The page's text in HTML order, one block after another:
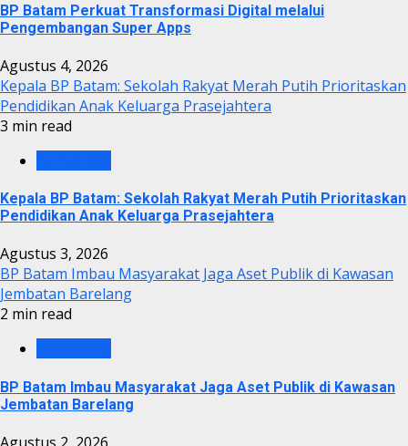
BP Batam Perkuat Transformasi Digital melalui
Pengembangan Super Apps
Agustus 4, 2026
Kepala BP Batam: Sekolah Rakyat Merah Putih Prioritaskan
Pendidikan Anak Keluarga Prasejahtera
3 min read
Kepala BP Batam: Sekolah Rakyat Merah Putih Prioritaskan
Pendidikan Anak Keluarga Prasejahtera
Agustus 3, 2026
BP Batam Imbau Masyarakat Jaga Aset Publik di Kawasan
Jembatan Barelang
2 min read
BP Batam Imbau Masyarakat Jaga Aset Publik di Kawasan
Jembatan Barelang